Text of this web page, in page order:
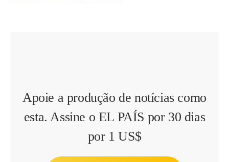
Apoie a produção de notícias como
esta. Assine o EL PAÍS por 30 dias
por 1 US$